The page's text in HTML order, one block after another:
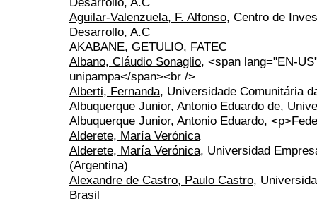
Aguilar-Valenzuela, F. Alfonso, Centro de
Desarrollo, A.C
AKABANE, GETULIO, FATEC
Albano, Cláudio Sonaglio, <span lang="EN-
unipampa</span><br />
Alberti, Fernanda, Universidade Comunitária
Albuquerque Junior, Antonio Eduardo de,
Albuquerque Junior, Antonio Eduardo,
Alderete, María Verónica
Alderete, María Verónica, Universidad
(Argentina)
Alexandre de Castro, Paulo Castro,
Brasil